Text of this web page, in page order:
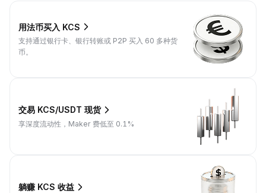
用法币买入 KCS
支持通过银行卡、银行转账或 P2P 买入 60 多种货
币。
交易 KCS/USDT 现货
享深度流动性，Maker 费低至 0.1%
躺赚 KCS 收益